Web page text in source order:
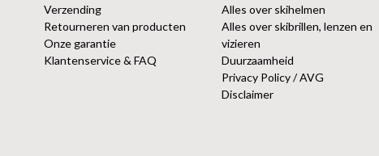
Verzending
Retourneren van producten
Onze garantie
Klantenservice & FAQ
Alles over skihelmen
Alles over skibrillen, lenzen en
vizieren
Duurzaamheid
Privacy Policy / AVG
Disclaimer